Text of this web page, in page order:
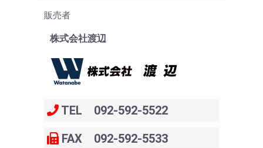
販売者
株式会社渡辺
TEL 092-592-5522
FAX 092-592-5533